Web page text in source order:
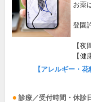
お薬
登園
【夜
【健
【アレルギー・
診療／受付時間・休診